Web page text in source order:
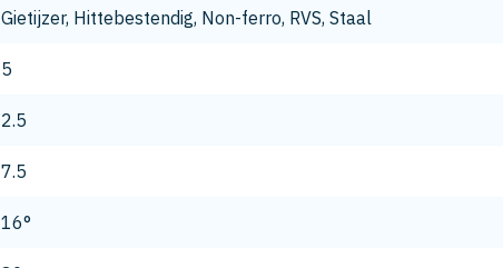
Gietijzer, Hittebestendig, Non-ferro, RVS, Staal
5
2.5
7.5
16°